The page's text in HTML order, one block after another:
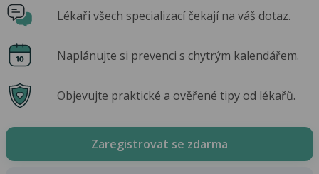
Lékaři všech specializací čekají na váš dotaz.
Naplánujte si prevenci s chytrým kalendářem.
Objevujte praktické a ověřené tipy od lékařů.
Zaregistrovat se zdarma